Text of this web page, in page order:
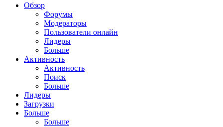
Обзор
Форумы
Модераторы
Пользователи онлайн
Лидеры
Больше
Активность
Активность
Поиск
Больше
Лидеры
Загрузки
Больше
Больше